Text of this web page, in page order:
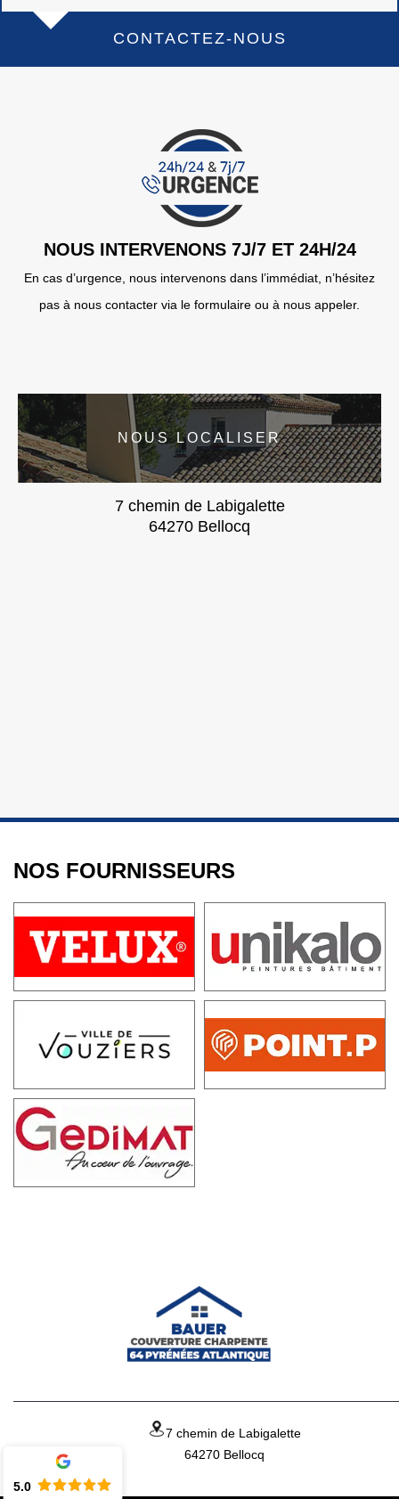
CONTACTEZ-NOUS
NOUS INTERVENONS 7J/7 ET 24H/24
En cas d’urgence, nous intervenons dans l’immédiat, n’hésitez
pas à nous contacter via le formulaire ou à nous appeler.
NOUS LOCALISER
7 chemin de Labigalette
64270 Bellocq
NOS FOURNISSEURS
7 chemin de Labigalette
64270 Bellocq
5.0